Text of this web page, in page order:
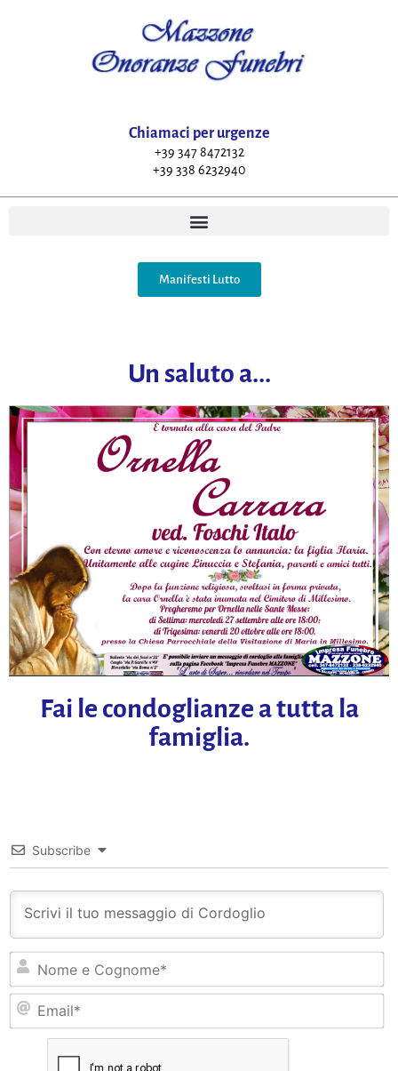
Chiamaci per urgenze
+39 347 8472132
+39 338 6232940
Manifesti Lutto
Un saluto a...
Fai le condoglianze a tutta la
famiglia.
Subscribe